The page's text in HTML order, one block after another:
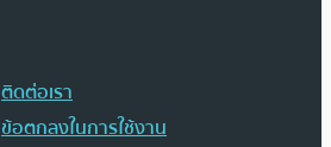
ติดต่อเรา
ข้อตกลงในการใช้งาน